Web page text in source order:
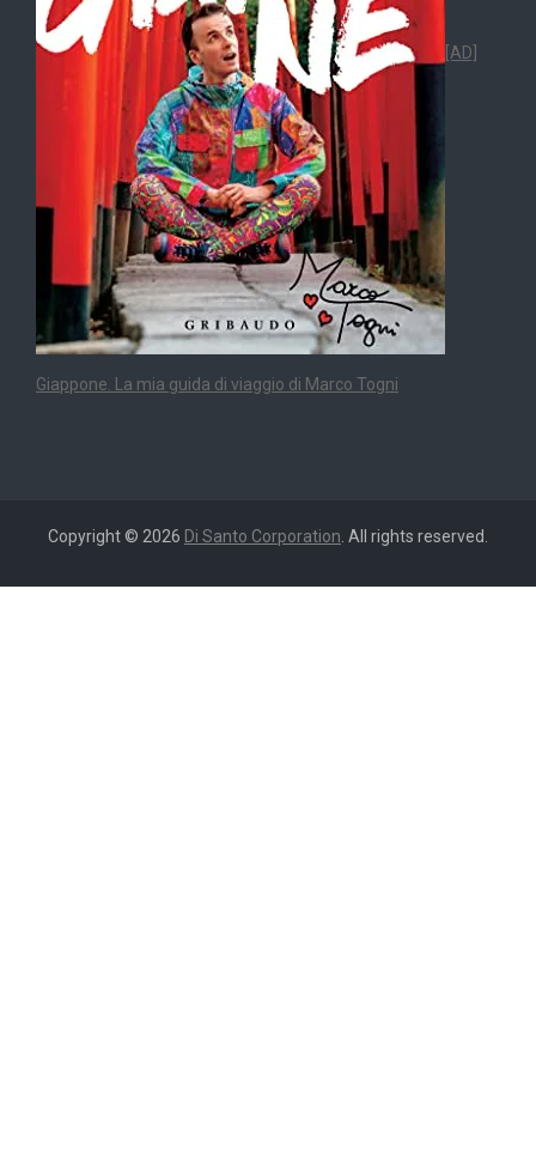
[AD]
Giappone. La mia guida di viaggio di Marco Togni
Copyright © 2026 Di Santo Corporation . All rights reserved.